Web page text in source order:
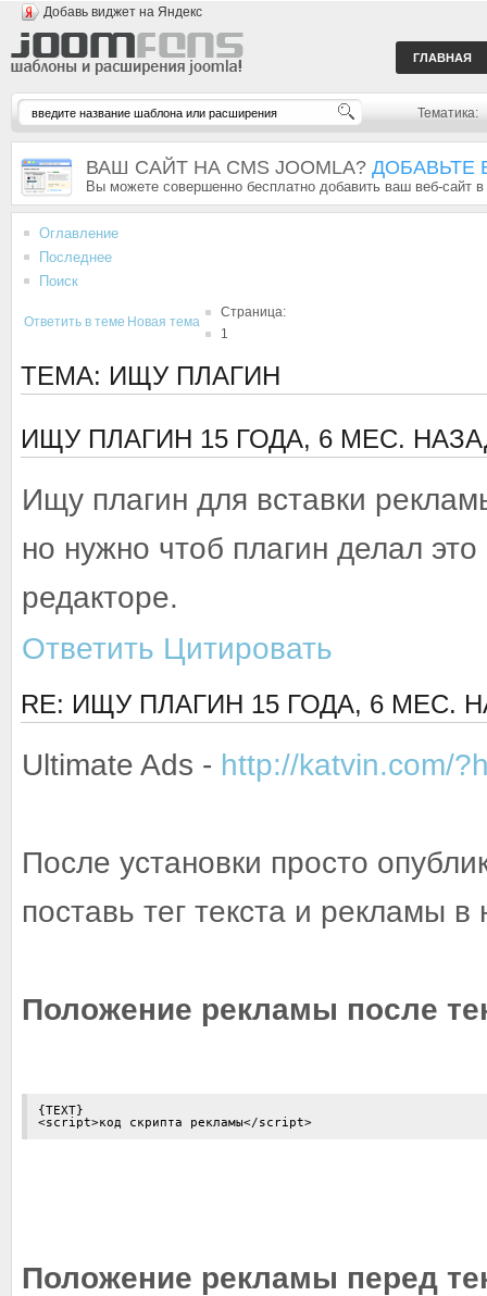
Добавь виджет на Яндекс
ГЛАВНАЯ
Тематика:
ВАШ САЙТ НА CMS JOOMLA? ДОБАВЬТЕ
Вы можете совершенно бесплатно добавить ваш веб-сайт
Оглавление
Последнее
Поиск
Ответить в теме Новая тема
Страница:
1
ТЕМА: ИЩУ ПЛАГИН
ИЩУ ПЛАГИН 15 ГОДА, 6 МЕС.
Ищу плагин для вставки
но нужно чтоб плагин делал
редакторе.
Ответить Цитировать
RE: ИЩУ ПЛАГИН 15 ГОДА, 6 МЕС.
Ultimate Ads - http://katvin.com/
После установки просто
поставь тег текста и рекламы
Положение рекламы после
{TEXT}
<script>код скрипта рекламы</script>
Положение рекламы перед